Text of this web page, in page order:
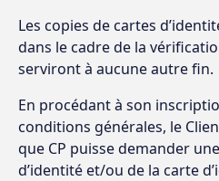
Les copies de cartes
dans le cadre de la
serviront à aucune autre fin.
En procédant à son
conditions générales, le
que CP puisse demander
d’identité et/ou de la carte